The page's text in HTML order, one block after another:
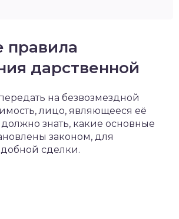
правила
дарственной
на безвозмездной
лицо, являющееся её
знать, какие основные
законом, для
сделки.